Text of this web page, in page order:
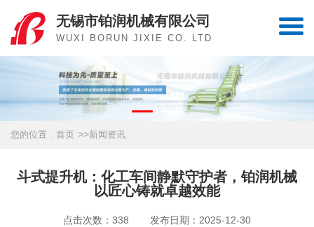
无锡市铂润机械有限公司
WUXI BORUN JIXIE CO. LTD
您的位置 : 首页 >>新闻资讯
斗式提升机：化工车间静默守护者，铂润机械
以匠心铸就卓越效能
点击次数：338 发布日期：2025-12-30